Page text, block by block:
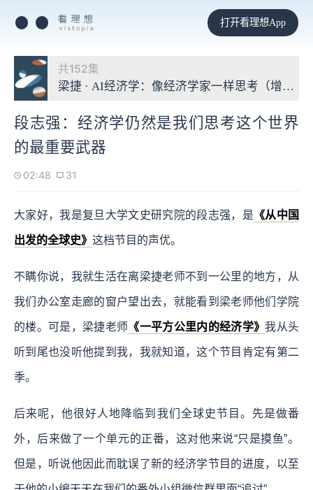
打开看理想App
共152集
梁捷 · AI经济学：像经济学家一样思考（增补版
段志强：经济学仍然是我们思考这个世界
的最重要武器
02:48 31
大家好，我是复旦大学文史研究院的段志强，是 《从中国
出发的全球史》 这档节目的声优。
不瞒你说，我就生活在离梁捷老师不到一公里的地方，从
我们办公室走廊的窗户望出去，就能看到梁老师他们学院
的楼。可是，梁捷老师 《一平方公里内的经济学》我从头
听到尾也没听他提到我，我就知道，这个节目肯定有第二
季。
后来呢，他很好人地降临到我们全球史节目。先是做番
外，后来做了一个单元的正番，这对他来说“只是摸鱼”。
但是，听说他因此而耽误了新的经济学节目的进度，以至